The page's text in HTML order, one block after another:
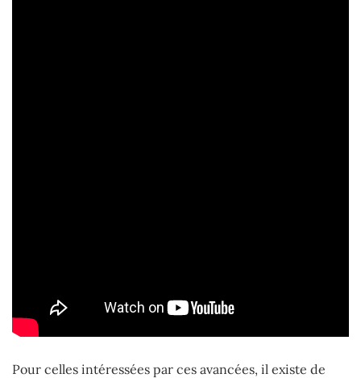
Pour celles intéressées par ces avancées, il existe de